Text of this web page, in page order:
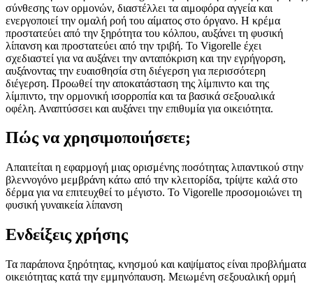
σύνθεσης των ορμονών, διαστέλλει τα αιμοφόρα αγγεία και
ενεργοποιεί την ομαλή ροή του αίματος στο όργανο. Η κρέμα
προστατεύει από την ξηρότητα του κόλπου, αυξάνει τη φυσική
λίπανση και προστατεύει από την τριβή. Το Vigorelle έχει
σχεδιαστεί για να αυξάνει την ανταπόκριση και την εγρήγορση,
αυξάνοντας την ευαισθησία στη διέγερση για περισσότερη
διέγερση. Προωθεί την αποκατάσταση της λίμπιντο και της
λίμπιντο, την ορμονική ισορροπία και τα βασικά σεξουαλικά
οφέλη. Αναπτύσσει και αυξάνει την επιθυμία για οικειότητα.
Πώς να χρησιμοποιήσετε;
Απαιτείται η εφαρμογή μιας ορισμένης ποσότητας λιπαντικού στην
βλεννογόνο μεμβράνη κάτω από την κλειτορίδα, τρίψτε καλά στο
δέρμα για να επιτευχθεί το μέγιστο. Το Vigorelle προσομοιώνει τη
φυσική γυναικεία λίπανση
Ενδείξεις χρήσης
Τα παράπονα ξηρότητας, κνησμού και καψίματος είναι προβλήματα
οικειότητας κατά την εμμηνόπαυση. Μειωμένη σεξουαλική ορμή